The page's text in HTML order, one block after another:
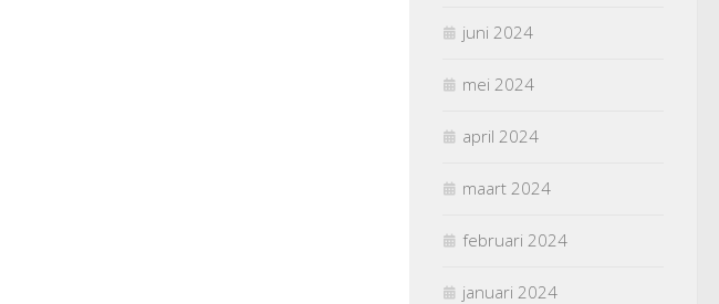
juni 2024
mei 2024
april 2024
maart 2024
februari 2024
januari 2024